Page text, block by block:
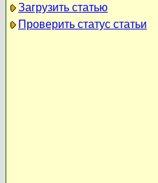
Загрузить статью
Проверить статус статьи